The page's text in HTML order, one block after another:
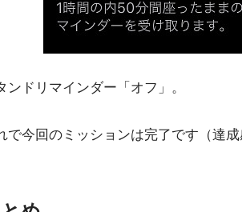
ンドリマインダー「オフ」。
で今回のミッションは完了です（達